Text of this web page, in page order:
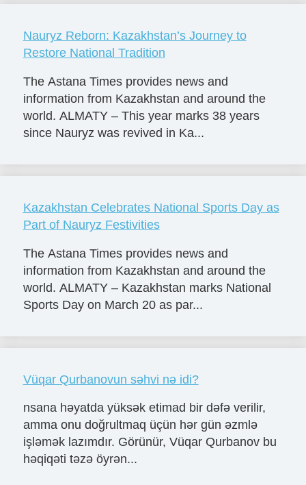
Nauryz Reborn: Kazakhstan’s Journey to
Restore National Tradition
The Astana Times provides news and
information from Kazakhstan and around the
world. ALMATY – This year marks 38 years
since Nauryz was revived in Ka...
Kazakhstan Celebrates National Sports Day as
Part of Nauryz Festivities
The Astana Times provides news and
information from Kazakhstan and around the
world. ALMATY – Kazakhstan marks National
Sports Day on March 20 as par...
Vüqar Qurbanovun səhvi nə idi?
nsana həyatda yüksək etimad bir dəfə verilir,
amma onu doğrultmaq üçün hər gün əzmlə
işləmək lazımdır. Görünür, Vüqar Qurbanov bu
həqiqəti təzə öyrən...